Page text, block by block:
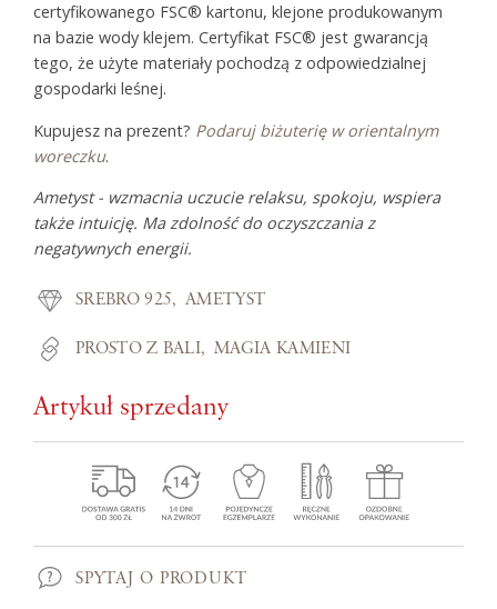
certyfikowanego FSC® kartonu, klejone produkowanym
na bazie wody klejem. Certyfikat FSC® jest gwarancją
tego, że użyte materiały pochodzą z odpowiedzialnej
gospodarki leśnej.
Kupujesz na prezent? Podaruj biżuterię w orientalnym
woreczku.
Ametyst - wzmacnia uczucie relaksu, spokoju, wspiera
także intuicję. Ma zdolność do oczyszczania z
negatywnych energii.
SREBRO 925 AMETYST
PROSTO Z BALI MAGIA KAMIENI
Artykuł sprzedany
SPYTAJ O PRODUKT